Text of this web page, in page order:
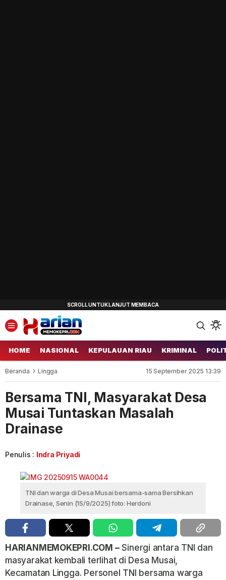
HOME NASIONAL KEPULAUAN RIAU KRIMINAL
Beranda Lingga 15 September 2025 13:39
Bersama TNI, Masyarakat Desa
Musai Tuntaskan Masalah
Drainase
Penulis : Indra Priyadi
TNI dan warga di Desa Musai bersama-sama Bersihkan
Drainase, Senin (15/9/2025) foto: Herdoni
HARIANMEMOKEPRI.COM –Sinergi antara TNI dan
masyarakat kembali terlihat di Desa Musai,
Kecamatan Lingga. Personel TNI bersama warga